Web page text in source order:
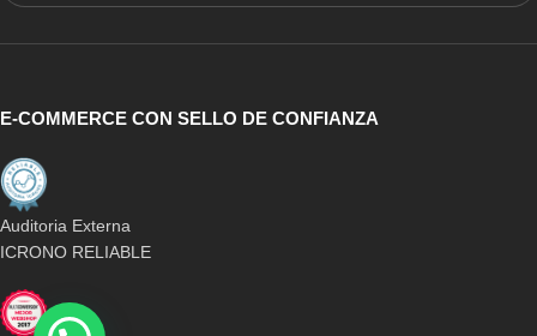
E-COMMERCE CON SELLO DE CONFIANZA
Auditoria Externa
ICRONO RELIABLE